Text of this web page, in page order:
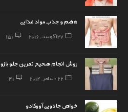
هضم و جذب مواد غذایی
27 آگوست, 2016 151
روش انجام صحیح تمرین جلو بازو
22 دسامبر, 2014 41
خواص جادویی آووکادو